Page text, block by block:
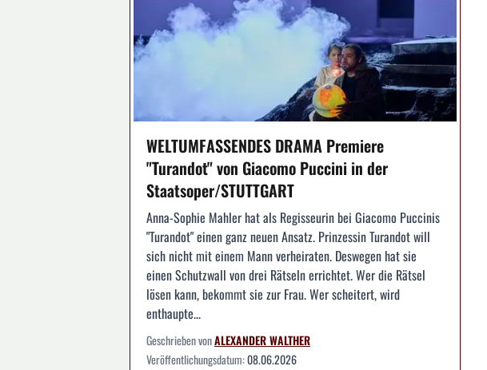
WELTUMFASSENDES DRAMA Premiere
"Turandot" von Giacomo Puccini in der
Staatsoper/STUTTGART
Anna-Sophie Mahler hat als Regisseurin bei Giacomo Puccinis
"Turandot" einen ganz neuen Ansatz. Prinzessin Turandot will
sich nicht mit einem Mann verheiraten. Deswegen hat sie
einen Schutzwall von drei Rätseln errichtet. Wer die Rätsel
lösen kann, bekommt sie zur Frau. Wer scheitert, wird
enthaupte...
Geschrieben vonALEXANDER WALTHER
Veröffentlichungsdatum:08.06.2026